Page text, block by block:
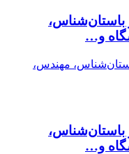
باستان‌شناس،
و…
باستان‌شناس،
و…